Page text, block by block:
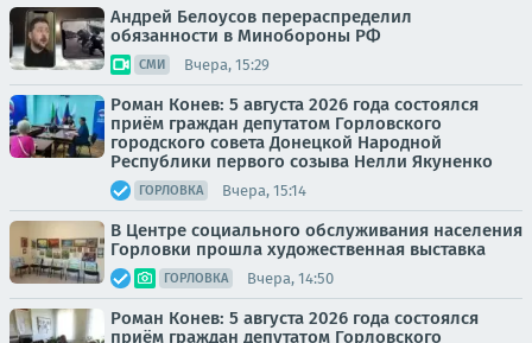
Андрей Белоусов перераспределил
обязанности в Минобороны РФ
СМИ Вчера, 15:29
Роман Конев: 5 августа 2026 года состоялся
приём граждан депутатом Горловского
городского совета Донецкой Народной
Республики первого созыва Нелли Якуненко
ГОРЛОВКА Вчера, 15:14
В Центре социального обслуживания населения
Горловки прошла художественная выставка
ГОРЛОВКА Вчера, 14:50
Роман Конев: 5 августа 2026 года состоялся
приём граждан депутатом Горловского